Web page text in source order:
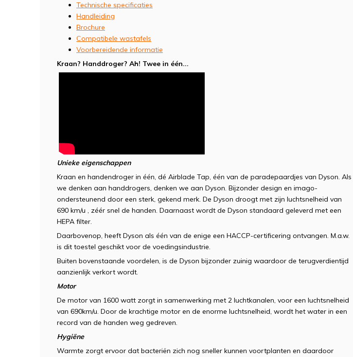
Technische specificaties
Handleiding
Brochure
Compatibele wastafels
Voorbereidende informatie
Kraan? Handdroger? Ah! Twee in één...
Unieke eigenschappen
Kraan en handendroger in één, dé Airblade Tap, één van de paradepaardjes van Dyson. Als
we denken aan handdrogers, denken we aan Dyson. Bijzonder design en imago-
ondersteunend door een sterk, gekend merk. De Dyson droogt met zijn luchtsnelheid van
690 km/u , zéér snel de handen. Daarnaast wordt de Dyson standaard geleverd met een
HEPA filter.
Daarbovenop, heeft Dyson als één van de enige een HACCP-certificering ontvangen. M.a.w.
is dit toestel geschikt voor de voedingsindustrie.
Buiten bovenstaande voordelen, is de Dyson bijzonder zuinig waardoor de terugverdientijd
aanzienlijk verkort wordt.
Motor
De motor van 1600 watt zorgt in samenwerking met 2 luchtkanalen, voor een luchtsnelheid
van 690km/u. Door de krachtige motor en de enorme luchtsnelheid, wordt het water in een
record van de handen weg gedreven.
Hygiëne
Warmte zorgt ervoor dat bacteriën zich nog sneller kunnen voortplanten en daardoor